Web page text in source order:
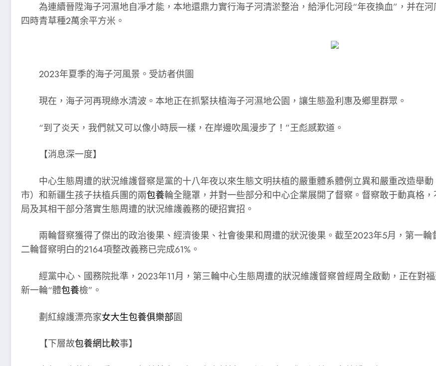
為連續晉陞海子河濕地自凈才能，本地還鼎力實行海子河清淤整治，給淨化河段“年夜換血”，并在
四時青草種2萬余平方米。
2023年夏季的海子河風景。受訪者供圖
現在，海子河再現綠水清波。本地正在抓緊扶植海子河濕地公園，讓生態盈利惠及鄉里群眾。
“到了炎天，我們就又可以像小時辰一樣，在岸邊吹風漫步了！”王彪感歎道。
【消息深一度】
中心生態周遭的狀況維護督察是黨的十八年夜以來生態文明扶植的嚴重體系體例立異和嚴重改造舉
市）和新疆生孩子扶植兵團的兩包養輪全籠罩，并對一些部分和中心企業展開了督察。督察敢于動真格
局及其相干部分落實生態周遭的狀況維護義務的硬招實招。
兩輪督察獲得了傑出的政治後果、經濟後果、社會後果和周遭的狀況後果。截至2023年5月，第一
二輪督察明白的2164項整改義務已完成61%。
經黨中心、國務院批準，2023年11月，第三輪中心生態周遭的狀況維護督察曾經周全啟動，正在對
新一輪“體包養檢”。
劃紅線護漂亮家女大生包養俱樂部園
【下層故包養網比較事】